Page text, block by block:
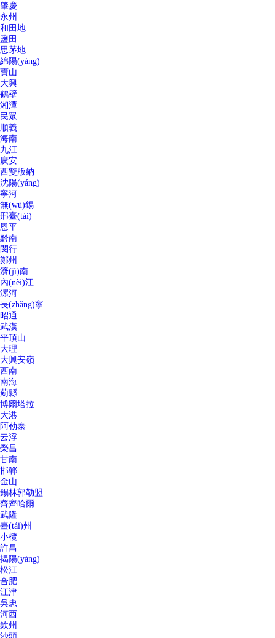
肇慶
永州
和田地
鹽田
思茅地
綿陽(yáng)
寶山
大興
鶴壁
湘潭
民眾
順義
海南
九江
廣安
西雙版納
沈陽(yáng)
寧河
無(wú)錫
邢臺(tái)
恩平
黔南
閔行
鄭州
濟(jì)南
內(nèi)江
漯河
長(zhǎng)寧
昭通
武漢
平頂山
大理
大興安嶺
西南
南海
薊縣
博爾塔拉
大港
阿勒泰
云浮
榮昌
甘南
邯鄲
金山
錫林郭勒盟
齊齊哈爾
武隆
臺(tái)州
小欖
許昌
揭陽(yáng)
松江
合肥
江津
吳忠
河西
欽州